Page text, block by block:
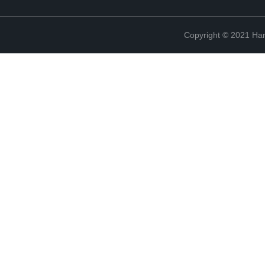
Copyright © 2021